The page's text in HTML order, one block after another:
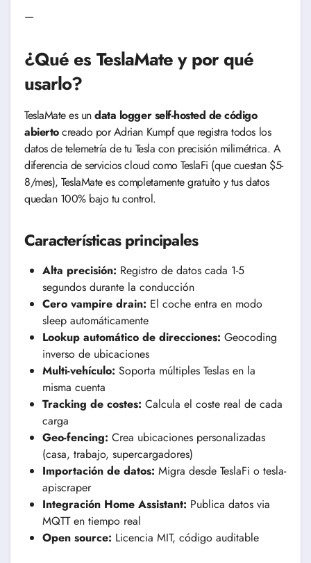
—
¿Qué es TeslaMate y por qué
usarlo?
TeslaMate es undata logger self-hosted de código
abiertocreado por Adrian Kumpf que registra todos los
datos de telemetría de tu Tesla con precisión milimétrica. A
diferencia de servicios cloud como TeslaFi (que cuestan $5-
8/mes), TeslaMate es completamente gratuito y tus datos
quedan 100% bajo tu control.
Características principales
Alta precisión: Registro de datos cada 1-5
segundos durante la conducción
Cero vampire drain: El coche entra en modo
sleep automáticamente
Lookup automático de direcciones: Geocoding
inverso de ubicaciones
Multi-vehículo: Soporta múltiples Teslas en la
misma cuenta
Tracking de costes: Calcula el coste real de cada
carga
Geo-fencing: Crea ubicaciones personalizadas
(casa, trabajo, supercargadores)
Importación de datos: Migra desde TeslaFi o tesla-
apiscraper
Integración Home Assistant: Publica datos via
MQTT en tiempo real
Open source: Licencia MIT, código auditable